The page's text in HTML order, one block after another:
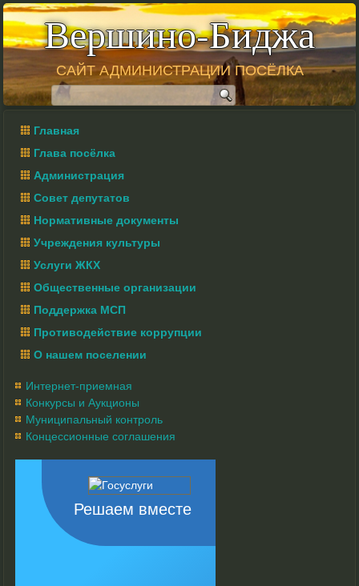
Вершино-Биджа
САЙТ АДМИНИСТРАЦИИ ПОСЁЛКА
Главная
Глава посёлка
Администрация
Совет депутатов
Нормативные документы
Учреждения культуры
Услуги ЖКХ
Общественные организации
Поддержка МСП
Противодействие коррупции
О нашем поселении
Интернет-приемная
Конкурсы и Аукционы
Муниципальный контроль
Концессионные соглашения
Решаем вместе